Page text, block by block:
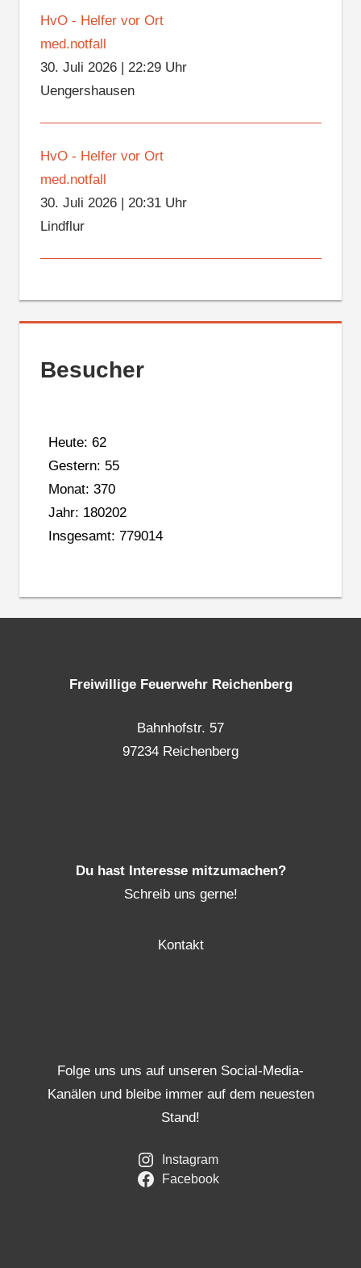
HvO - Helfer vor Ort
med.notfall
30. Juli 2026| 22:29 Uhr
Uengershausen
HvO - Helfer vor Ort
med.notfall
30. Juli 2026| 20:31 Uhr
Lindflur
Besucher
Heute: 62
Gestern: 55
Monat: 370
Jahr: 180202
Insgesamt: 779014
Freiwillige Feuerwehr Reichenberg
Bahnhofstr. 57
97234 Reichenberg
Du hast Interesse mitzumachen?
Schreib uns gerne!
Kontakt
Folge uns uns auf unseren Social-Media-
Kanälen und bleibe immer auf dem neuesten
Stand!
Instagram
Facebook